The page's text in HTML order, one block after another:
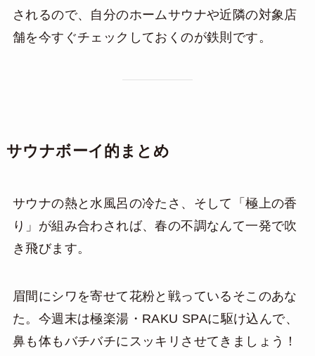
されるので、自分のホームサウナや近隣の対象店
舗を今すぐチェックしておくのが鉄則です。
サウナボーイ的まとめ
サウナの熱と水風呂の冷たさ、そして「極上の香
り」が組み合わされば、春の不調なんて一発で吹
き飛びます。
眉間にシワを寄せて花粉と戦っているそこのあな
た。今週末は極楽湯・RAKU SPAに駆け込んで、
鼻も体もバチバチにスッキリさせてきましょう！